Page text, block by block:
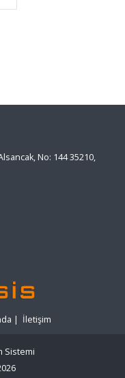
No: 144 35210,
| İletişim
Sistemi